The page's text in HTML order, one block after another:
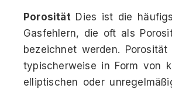
PorositätDies ist die
Gasfehlern, die oft als
bezeichnet werden.
typischerweise in Form von
elliptischen oder